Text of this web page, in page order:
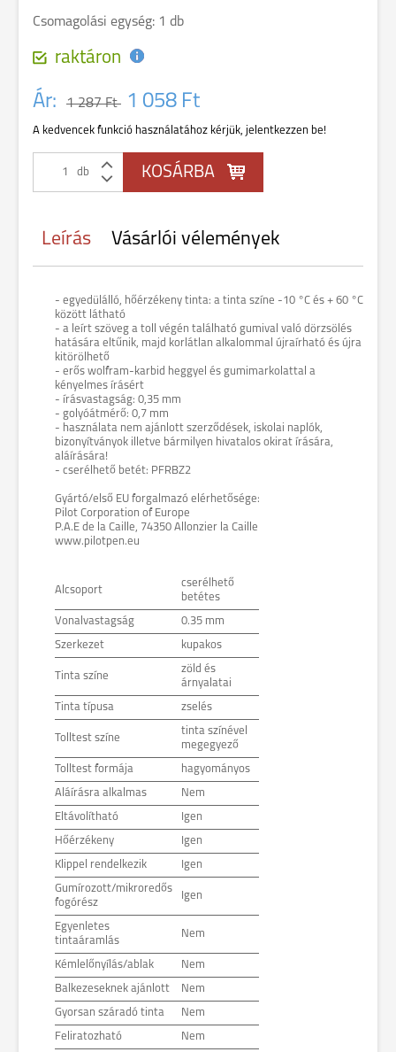
Csomagolási egység: 1 db
raktáron
Ár: 1 287 Ft 1 058 Ft
A kedvencek funkció használatához kérjük, jelentkezzen be!
db
Leírás Vásárlói vélemények
- egyedülálló, hőérzékeny tinta: a tinta színe -10 °C és + 60 °C
között látható
- a leírt szöveg a toll végén található gumival való dörzsölés
hatására eltűnik, majd korlátlan alkalommal újraírható és újra
kitörölhető
- erős wolfram-karbid heggyel és gumimarkolattal a
kényelmes írásért
- írásvastagság: 0,35 mm
- golyóátmérő: 0,7 mm
- használata nem ajánlott szerződések, iskolai naplók,
bizonyítványok illetve bármilyen hivatalos okirat írására,
aláírására!
- cserélhető betét: PFRBZ2
Gyártó/első EU forgalmazó elérhetősége:
Pilot Corporation of Europe
P.A.E de la Caille, 74350 Allonzier la Caille
www.pilotpen.eu
Alcsoport
cserélhető
betétes
Vonalvastagság 0.35 mm
Szerkezet kupakos
Tinta színe
zöld és
árnyalatai
Tinta típusa zselés
Tolltest színe
tinta színével
megegyező
Tolltest formája hagyományos
Aláírásra alkalmas Nem
Eltávolítható Igen
Hőérzékeny Igen
Klippel rendelkezik Igen
Gumírozott/mikroredős
fogórész
Igen
Egyenletes
tintaáramlás
Nem
Kémlelőnyílás/ablak Nem
Balkezeseknek ajánlott Nem
Gyorsan száradó tinta Nem
Feliratozható Nem